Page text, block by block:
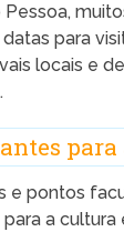
para
locais e
para
e pontos
a